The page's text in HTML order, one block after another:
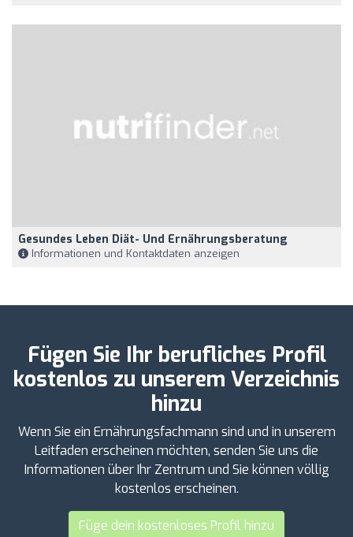
Gesundes Leben Diät- Und Ernährungsberatung
Informationen und Kontaktdaten anzeigen
Fügen Sie Ihr berufliches Profil
kostenlos zu unserem Verzeichnis
hinzu
Wenn Sie ein Ernährungsfachmann sind und in unserem
Leitfaden erscheinen möchten, senden Sie uns die
Informationen über Ihr Zentrum und Sie können völlig
kostenlos erscheinen.
Füge dein kostenloses Profil hinzu